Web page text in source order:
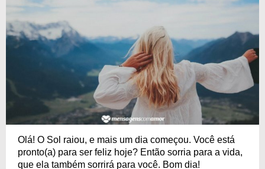
Olá! O Sol raiou, e mais um dia começou. Você está
pronto(a) para ser feliz hoje? Então sorria para a vida,
que ela também sorrirá para você. Bom dia!